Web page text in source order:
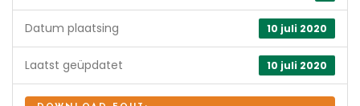
10 juli 2020
Datum plaatsing
10 juli 2020
Laatst geüpdatet